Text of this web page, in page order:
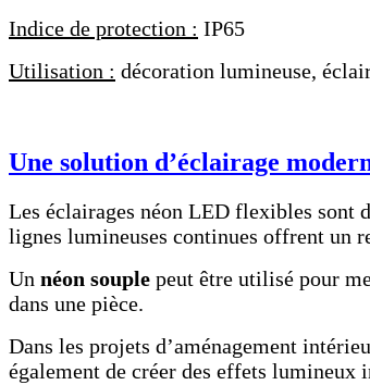
Indice de protection : IP65
Utilisation : décoration lumineuse,
Une solution d’éclairage
Les éclairages néon LED flexibles sont
lignes lumineuses continues offrent un
Un néon souple peut être utilisé pour
dans une pièce.
Dans les projets d’aménagement
également de créer des effets lumineux